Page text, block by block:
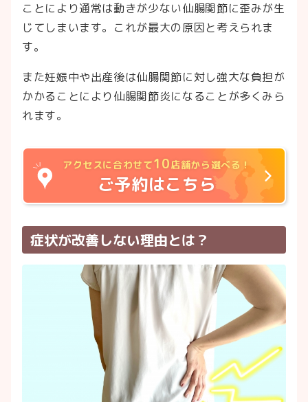
ことにより通常は動きが少ない仙腸関節に歪みが生
じてしまいます。これが最大の原因と考えられま
す。
また妊娠中や出産後は仙腸関節に対し強大な負担が
かかることにより仙腸関節炎になることが多くみら
れます。
アクセスに合わせて10店舗から選べる！
ご予約はこちら
症状が改善しない理由とは？